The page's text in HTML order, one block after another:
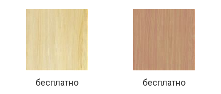
бесплатно бесплатно